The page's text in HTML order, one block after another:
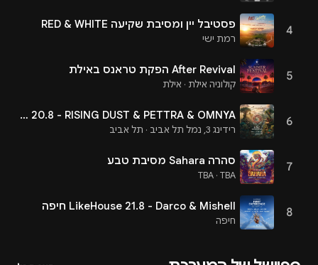
4 פסטיבל יין ומסיבת שקיעה RED & WHITE
רמת ישי
5 After Revival הפקת טראנס באילת
קולוניה אילת · אילת
6
CIRCLE 20.8 - RISING DUST & PETTRA & OMNYA
רידינג 3, נמל תל אביב · תל אביב
7 סהרה Sahara מסיבת טבע
TBA · TBA
8 LikeHouse 21.8 - Darco & Mishell חיפה
חיפה